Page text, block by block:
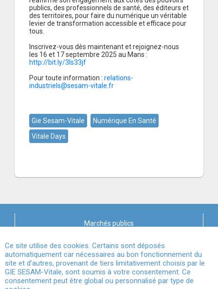
publics, des professionnels de santé, des éditeurs et
des territoires, pour faire du numérique un véritable
levier de transformation accessible et efficace pour
tous.
Inscrivez-vous dès maintenant et rejoignez-nous
les 16 et 17 septembre 2025 au Mans :
http://bit.ly/3Is33jf
Pour toute information : relations-
industriels@sesam-vitale.fr
Gie Sesam-Vitale
Numérique En Santé
Vitale Days
Marchés publics
Mentions légales
Conditions Générales d'Utilisation
Données à Caractère Personnel
Ce site utilise des cookies. Certains sont déposés
automatiquement car nécessaires au bon fonctionnement du
site et d’autres, provenant de tiers limitativement choisis par le
GIE SESAM-Vitale, sont soumis à votre consentement. Ce
consentement peut être global ou personnalisé par type de